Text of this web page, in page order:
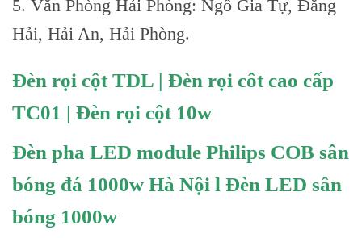
5. Văn Phòng Hải Phòng: Ngô Gia Tự, Đằng
Hải, Hải An, Hải Phòng.
Đèn rọi cột TDL | Đèn rọi côt cao cấp
TC01 | Đèn rọi cột 10w
Đèn pha LED module Philips COB sân
bóng đá 1000w Hà Nội l Đèn LED sân
bóng 1000w